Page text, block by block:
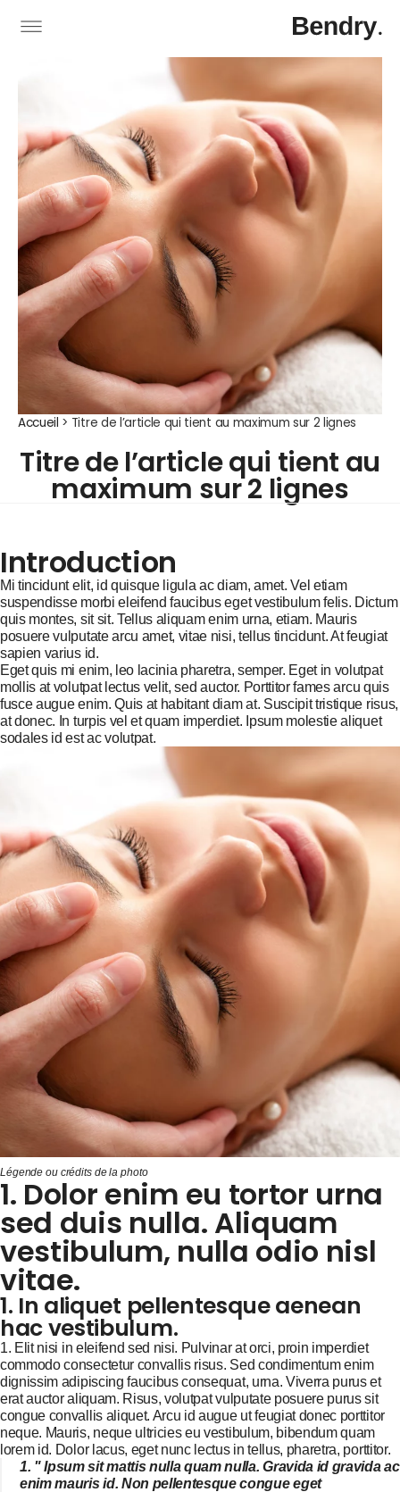
Accueil > Titre de l’article qui tient au maximum sur 2 lignes
Titre de l’article qui tient au
maximum sur 2 lignes
Introduction
Mi tincidunt elit, id quisque ligula ac diam, amet. Vel etiam
suspendisse morbi eleifend faucibus eget vestibulum felis. Dictum
quis montes, sit sit. Tellus aliquam enim urna, etiam. Mauris
posuere vulputate arcu amet, vitae nisi, tellus tincidunt. At feugiat
sapien varius id.
Eget quis mi enim, leo lacinia pharetra, semper. Eget in volutpat
mollis at volutpat lectus velit, sed auctor. Porttitor fames arcu quis
fusce augue enim. Quis at habitant diam at. Suscipit tristique risus,
at donec. In turpis vel et quam imperdiet. Ipsum molestie aliquet
sodales id est ac volutpat.
Légende ou crédits de la photo
1. Dolor enim eu tortor urna
sed duis nulla. Aliquam
vestibulum, nulla odio nisl
vitae.
1. In aliquet pellentesque aenean
hac vestibulum.
1. Elit nisi in eleifend sed nisi. Pulvinar at orci, proin imperdiet
commodo consectetur convallis risus. Sed condimentum enim
dignissim adipiscing faucibus consequat, urna. Viverra purus et
erat auctor aliquam. Risus, volutpat vulputate posuere purus sit
congue convallis aliquet. Arcu id augue ut feugiat donec porttitor
neque. Mauris, neque ultricies eu vestibulum, bibendum quam
lorem id. Dolor lacus, eget nunc lectus in tellus, pharetra, porttitor.
1. " Ipsum sit mattis nulla quam nulla. Gravida id gravida ac
enim mauris id. Non pellentesque congue eget